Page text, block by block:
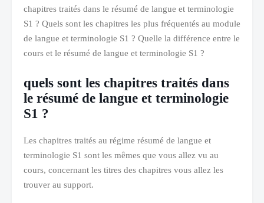
chapitres traités dans le résumé de langue et terminologie
S1 ? Quels sont les chapitres les plus fréquentés au module
de langue et terminologie S1 ? Quelle la différence entre le
cours et le résumé de langue et terminologie S1 ?
quels sont les chapitres traités dans
le résumé de langue et terminologie
S1 ?
Les chapitres traités au régime résumé de langue et
terminologie S1 sont les mêmes que vous allez vu au
cours, concernant les titres des chapitres vous allez les
trouver au support.